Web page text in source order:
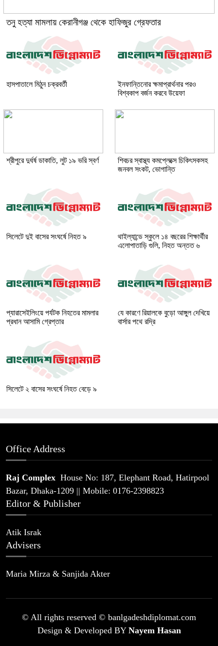
তনু হত্যা মামলায় কেরানীগঞ্জ থেকে হাফিজুর গ্রেফতার
হাসপাতালে মিঠুন চক্রবর্তী
ইনফান্তিনোর ক্ষমাপ্রার্থনার পরও
বিশ্বকাপ বর্জন করবে উয়েফা
শ্রীপুরে দুর্ধর্ষ ডাকাতি, লুট ১৯ ভরি স্বর্ণ
শিবচর স্বাস্থ্য কমপ্লেক্সে চিকিৎসকসহ
জনবল সংকট, ভোগান্তি
সিলেটে দুই বাসের সংঘর্ষে নিহত ৯
থাইল্যান্ডে স্কুলে ১৪ বছরের শিক্ষার্থীর
এলোপাতাড়ি গুলি, নিহত অন্তত ৬
প্যারাসেইলিংয়ে পর্যটক নিহতের মামলার
প্রধান আসামি গ্রেপ্তার
যে কারণে রিয়ালকে বুড়ো আঙ্গুল দেখিয়ে
বার্সার পথে রদ্রি
সিলেটে ২ বাসের সংঘর্ষে নিহত বেড়ে ৯
Office Address
Raj Complex House No: 187, Elephant Road, Hatirpool
Bazar, Dhaka-1209 || Mobile: 0176-2398823
Editor & Publisher
Atik Israk
Advisers
Maria Mirza & Sanjida Akter
© All rights reserved © banlgadeshdiplomat.com
Design & Developed BY Nayem Hasan